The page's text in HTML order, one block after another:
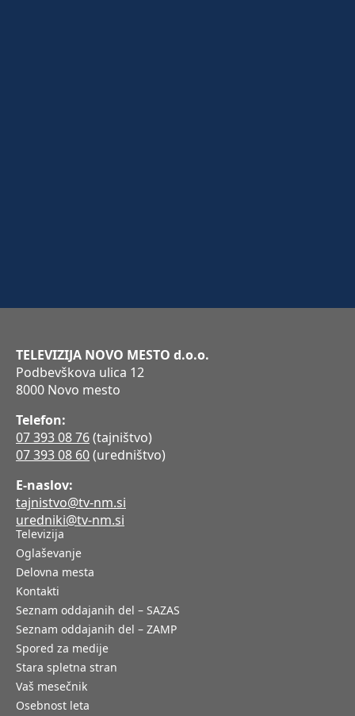
TELEVIZIJA NOVO MESTO d.o.o.
Podbevškova ulica 12
8000 Novo mesto
Telefon:
07 393 08 76(tajništvo)
07 393 08 60(uredništvo)
E-naslov:
tajnistvo@tv-nm.si
uredniki@tv-nm.si
Televizija
Oglaševanje
Delovna mesta
Kontakti
Seznam oddajanih del – SAZAS
Seznam oddajanih del – ZAMP
Spored za medije
Stara spletna stran
Vaš mesečnik
Osebnost leta